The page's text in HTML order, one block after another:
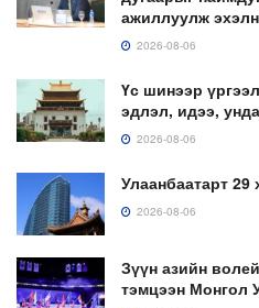
ажиллуулж
2026-08-06
Үс шинээр
эдлэл, идээ,
2026-08-06
Улаанбаатарт
2026-08-06
Зүүн азийн
тэмцээн Монгол